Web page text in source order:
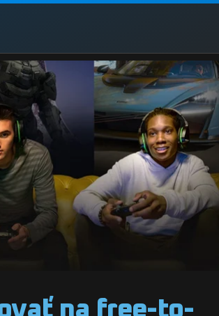
na free-to-